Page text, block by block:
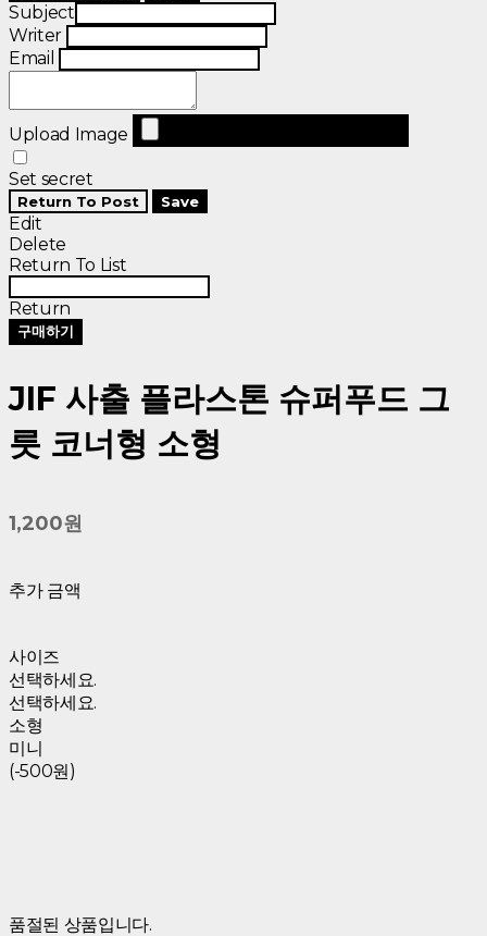
Subject
Writer
Email
Upload Image
Set secret
Return To Post Save
Edit
Delete
Return To List
Return
구매하기
JIF 사출 플라스톤 슈퍼푸드 그
릇 코너형 소형
1,200원
추가 금액
사이즈
선택하세요.
선택하세요.
소형
미니
(-500원)
품절된 상품입니다.